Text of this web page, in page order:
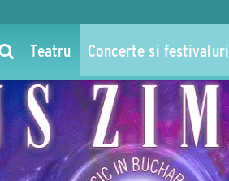
Teatru Concerte si festivaluri